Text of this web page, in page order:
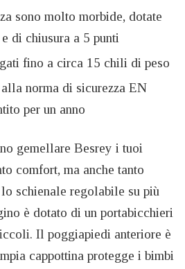
sono molto morbide, dotate
di chiusura a 5 punti
fino a circa 15 chili di peso
norma di sicurezza EN
per un anno
gemellare Besrey i tuoi
comfort, ma anche tanto
schienale regolabile su più
è dotato di un portabicchieri
Il poggiapiedi anteriore è
cappottina protegge i bimbi